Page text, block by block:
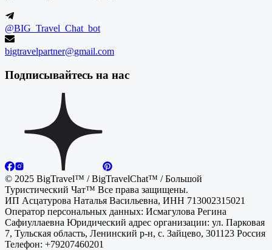
@BIG_Travel_Chat_bot
bigtravelpartner@gmail.com
Подписывайтесь на нас
© 2025 BigTravel™ / BigTravelChat™ / Большой
Туристический Чат™ Все права защищены.
ИП Асцатурова Наталья Васильевна, ИНН 713002315021
Оператор персональных данных: Исмагулова Регина
Сафиуллаевна Юридический адрес организации: ул. Парковая
7, Тульская область, Ленинский р-н, с. Зайцево, 301123 Россия
Телефон: +79207460201